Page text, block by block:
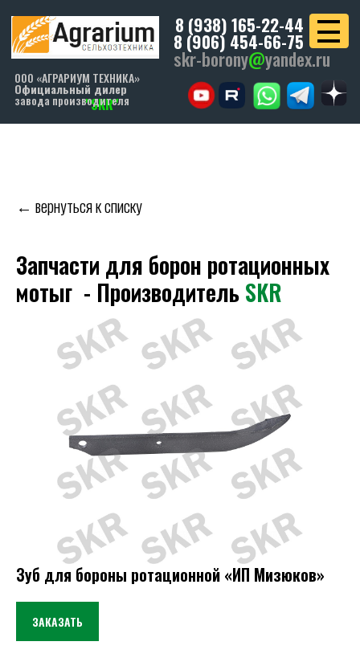
8 (938) 165-22-44
8 (906) 454-66-75
skr-borony@yandex.ru
"SKR"
ООО «АГРАРИУМ ТЕХНИКА»
завода производителя
← вернуться к списку
Запчасти для борон ротационных
мотыг - ПроизводительSKR
Зуб для бороны ротационной «ИП Мизюков»
ЗАКАЗАТЬ